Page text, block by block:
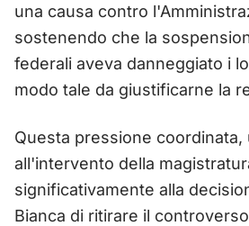
una causa contro
sostenendo che la
federali aveva danneggiato i
modo tale da giustificarne la
Questa pressione coordinata,
all'intervento della
significativamente alla
Bianca di ritirare il